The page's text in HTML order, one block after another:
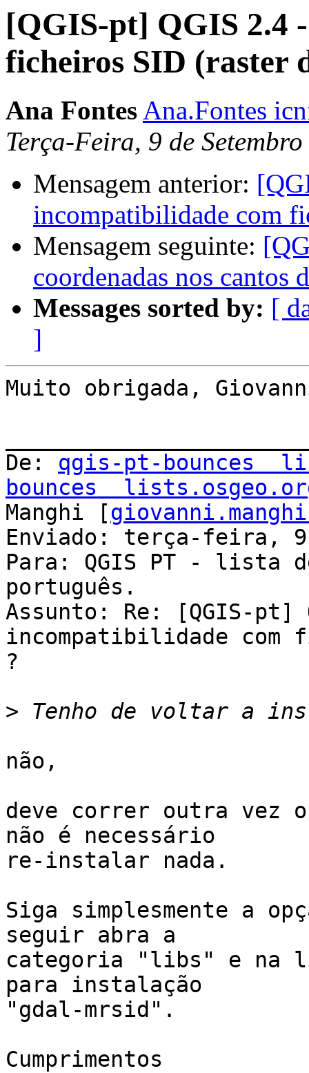
[QGIS-pt] QGIS 2.4
ficheiros SID (raster
Ana Fontes Ana.Fontes
Terça-Feira, 9 de
Mensagem anterior:
incompatibilidade com
Mensagem seguinte:
coordenadas nos cantos
Messages sorted by: [
]
Muito obrigada,
De: qgis-pt-bounces
bounces
Manghi [
Enviado: terça-feira, 9
Para: QGIS PT - lista
português.
Assunto: Re: [QGIS-pt]
incompatibilidade
?
>
não,
deve correr outra vez
não é necessário
re-instalar nada.
Siga simplesmente a
seguir abra a
categoria "libs" e na
para instalação
"gdal-mrsid".
Cumprimentos